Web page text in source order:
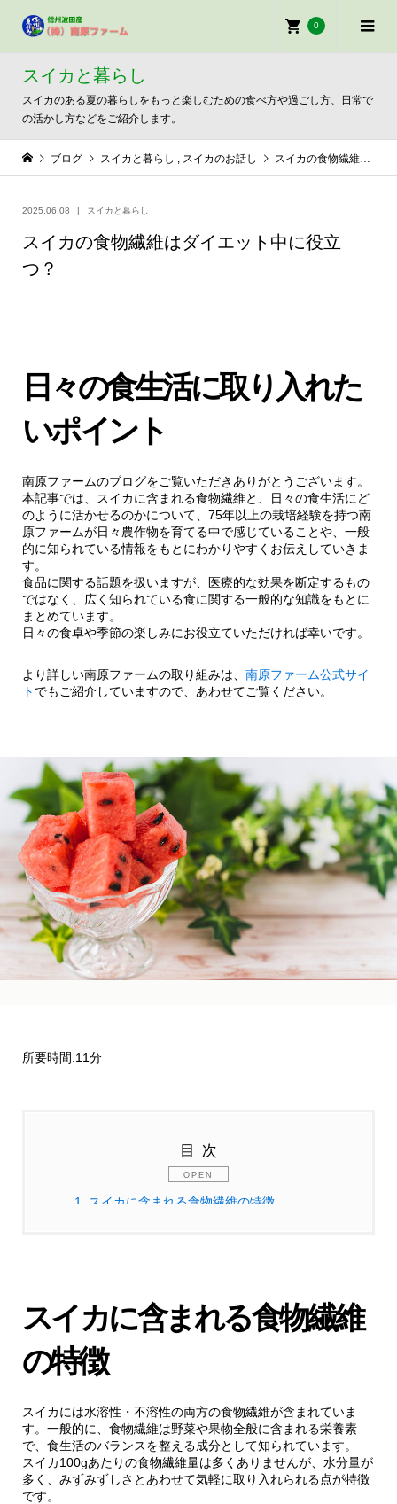
0
スイカと暮らし
スイカのある夏の暮らしをもっと楽しむための食べ方や過ごし方、日常で
の活かし方などをご紹介します。
ブログ スイカと暮らし , スイカのお話し スイカの食物繊維はダイエット中に役立つ？
2025.06.08 スイカと暮らし
スイカの食物繊維はダイエット中に役立
つ？
日々の食生活に取り入れた
いポイント
南原ファームのブログをご覧いただきありがとうございます。
本記事では、スイカに含まれる食物繊維と、日々の食生活にど
のように活かせるのかについて、75年以上の栽培経験を持つ南
原ファームが日々農作物を育てる中で感じていることや、一般
的に知られている情報をもとにわかりやすくお伝えしていきま
す。
食品に関する話題を扱いますが、医療的な効果を断定するもの
ではなく、広く知られている食に関する一般的な知識をもとに
まとめています。
日々の食卓や季節の楽しみにお役立ていただければ幸いです。
より詳しい南原ファームの取り組みは、 南原ファーム公式サイ
ト でもご紹介していますので、あわせてご覧ください。
所要時間:11分
目次
1. スイカに含まれる食物繊維の特徴
スイカの水分と噛みごたえ
3.腸内環境と食物繊維の関係
3.2.日々の食生活の一部としての取り入れ方
スイカに含まれる食物繊維
の特徴
スイカには水溶性・不溶性の両方の食物繊維が含まれていま
す。一般的に、食物繊維は野菜や果物全般に含まれる栄養素
で、食生活のバランスを整える成分として知られています。
スイカ100gあたりの食物繊維量は多くありませんが、水分量が
多く、みずみずしさとあわせて気軽に取り入れられる点が特徴
です。